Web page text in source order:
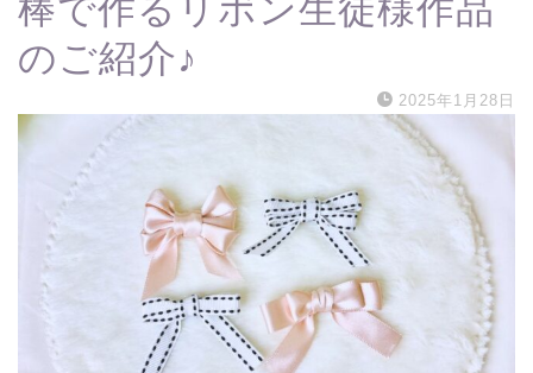
棒で作るリボン生徒様作品
のご紹介♪
2025年1月28日